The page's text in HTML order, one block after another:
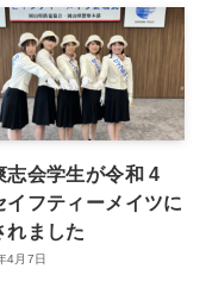
志会学生が令和 4
イフティーメイツに
れました
4月7日